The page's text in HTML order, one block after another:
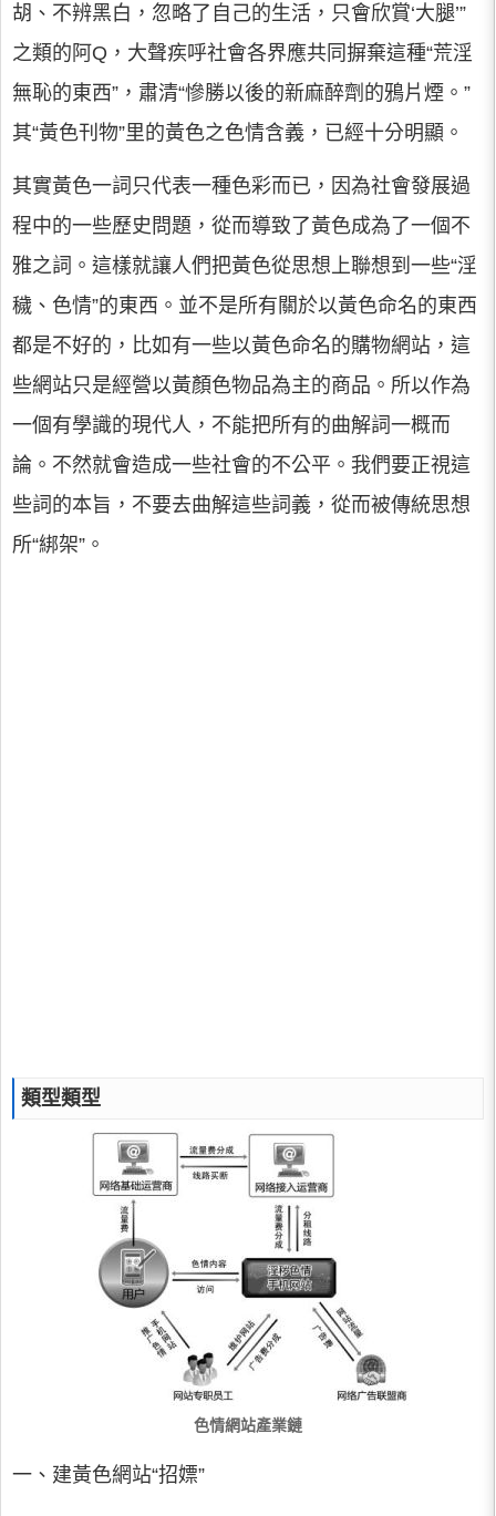
胡、不辨黑白，忽略了自己的生活，只會欣賞‘大腿’”
之類的阿Q，大聲疾呼社會各界應共同摒棄這種“荒淫
無恥的東西”，肅清“慘勝以後的新麻醉劑的鴉片煙。”
其“黃色刊物”里的黃色之色情含義，已經十分明顯。
其實黃色一詞只代表一種色彩而已，因為社會發展過
程中的一些歷史問題，從而導致了黃色成為了一個不
雅之詞。這樣就讓人們把黃色從思想上聯想到一些“淫
穢、色情”的東西。並不是所有關於以黃色命名的東西
都是不好的，比如有一些以黃色命名的購物網站，這
些網站只是經營以黃顏色物品為主的商品。所以作為
一個有學識的現代人，不能把所有的曲解詞一概而
論。不然就會造成一些社會的不公平。我們要正視這
些詞的本旨，不要去曲解這些詞義，從而被傳統思想
所“綁架”。
類型類型
色情網站產業鏈
一、建黃色網站“招嫖”